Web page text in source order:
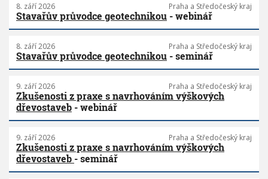
8. září 2026 Praha a Středočeský kraj
Stavařův průvodce geotechnikou - webinář
8. září 2026 Praha a Středočeský kraj
Stavařův průvodce geotechnikou - seminář
9. září 2026 Praha a Středočeský kraj
Zkušenosti z praxe s navrhováním výškových
dřevostaveb - webinář
9. září 2026 Praha a Středočeský kraj
Zkušenosti z praxe s navrhováním výškových
dřevostaveb - seminář